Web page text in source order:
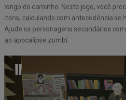
longo do caminho. Neste jogo, você
itens, calculando com antecedência se
Ajude os personagens secundários
ao apocalipse zumbi.